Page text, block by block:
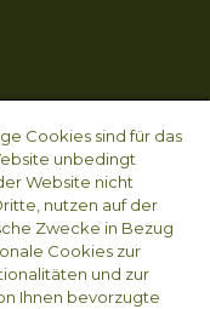
Cookies sind für das
unbedingt
Website nicht
nutzen auf der
Zwecke in Bezug
Cookies zur
und zur
Ihnen bevorzugte